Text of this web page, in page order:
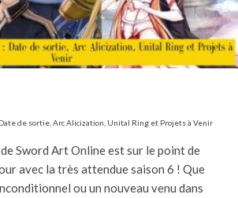
de sortie, Arc Alicization, Unital Ring et Projets à Venir
Sword Art Online est sur le point de
avec la très attendue saison 6 ! Que
ou un nouveau venu dans